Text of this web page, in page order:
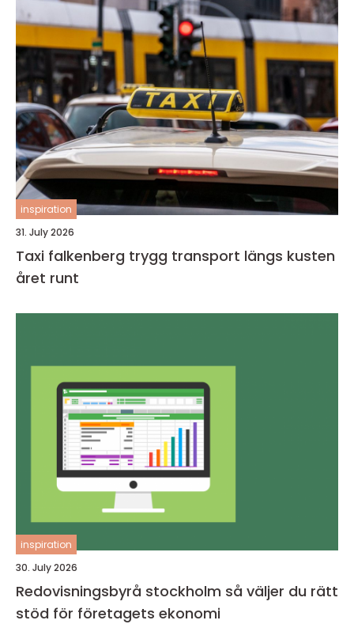
inspiration
31. July 2026
Taxi falkenberg trygg transport längs kusten
året runt
inspiration
30. July 2026
Redovisningsbyrå stockholm så väljer du rätt
stöd för företagets ekonomi